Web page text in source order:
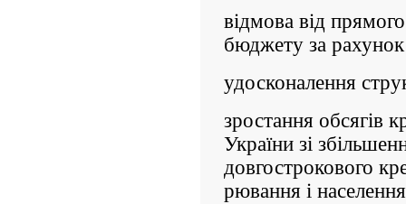
відмова від
бюджету за рахунок
удосконалення
зростання обсягів
України зі
довгострокового
рювання і